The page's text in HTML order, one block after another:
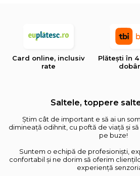
Card online, inclusiv
rate
Plătești în
Saltele, toppere
Știm cât de important e să ai un
dimineață odihnit, cu poftă de viață și
pe buze!
Suntem o echipă de profesioniști,
confortabil și ne dorim să oferim
experiență